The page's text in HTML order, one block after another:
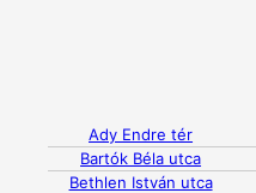
Ady Endre tér
Bartók Béla utca
Bethlen István utca